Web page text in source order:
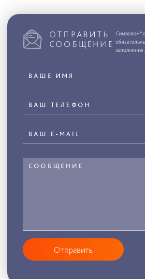
ОТПРАВИТЬ
СООБЩЕНИЕ
заполнения.
Отправить